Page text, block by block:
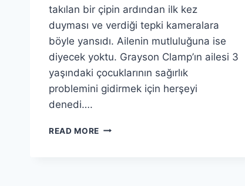
takılan bir çipin ardından ilk kez
duyması ve verdiği tepki kameralara
böyle yansıdı. Ailenin mutluluğuna ise
diyecek yoktu. Grayson Clamp’ın ailesi 3
yaşındaki çocuklarının sağırlık
problemini gidirmek için herşeyi
denedi….
READ MORE 3